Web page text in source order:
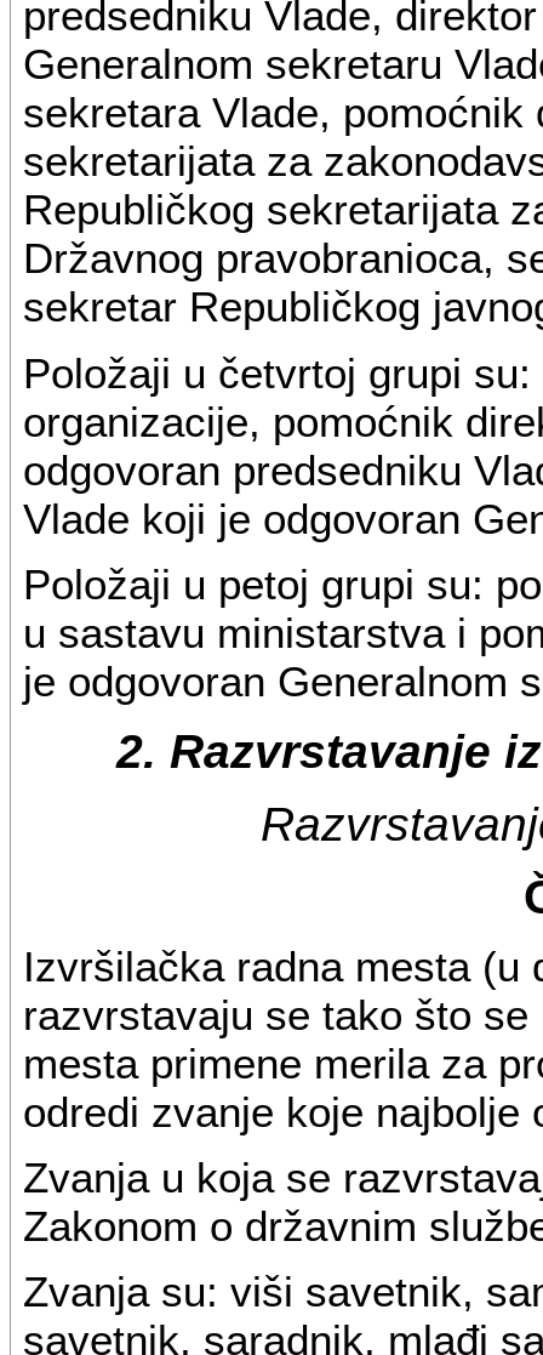
predsedniku Vlade,
Generalnom sekretaru
sekretara Vlade, pomoćnik
sekretarijata za
Republičkog sekretarijata
Državnog pravobranioca,
sekretar Republičkog
Položaji u četvrtoj grupi
organizacije, pomoćnik
odgovoran predsedniku
Vlade koji je odgovoran
Položaji u petoj grupi su:
u sastavu ministarstva i
je odgovoran Generalnom
2. Razvrstavanje
Izvršilačka radna mesta (u
razvrstavaju se tako što
mesta primene merila za
odredi zvanje koje najbolje
Zvanja u koja se
Zakonom o državnim
Zvanja su: viši savetnik,
savetnik, saradnik, mlađi